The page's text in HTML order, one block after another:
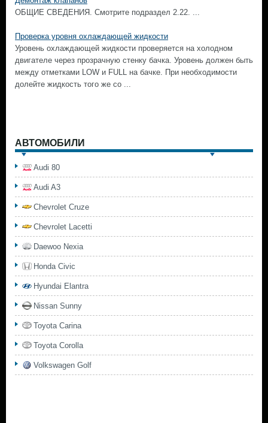
ОБЩИЕ СВЕДЕНИЯ. Смотрите подраздел 2.22. ...
Проверка уровня охлаждающей жидкости
Уровень охлаждающей жидкости проверяется на холодном
двигателе через прозрачную стенку бачка. Уровень должен быть
между отметками LOW и FULL на бачке. При необходимости
долейте жидкость того же со ...
АВТОМОБИЛИ
Audi 80
Audi A3
Chevrolet Cruze
Chevrolet Lacetti
Daewoo Nexia
Honda Civic
Hyundai Elantra
Nissan Sunny
Toyota Carina
Toyota Corolla
Volkswagen Golf